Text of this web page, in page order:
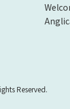
Reserved.